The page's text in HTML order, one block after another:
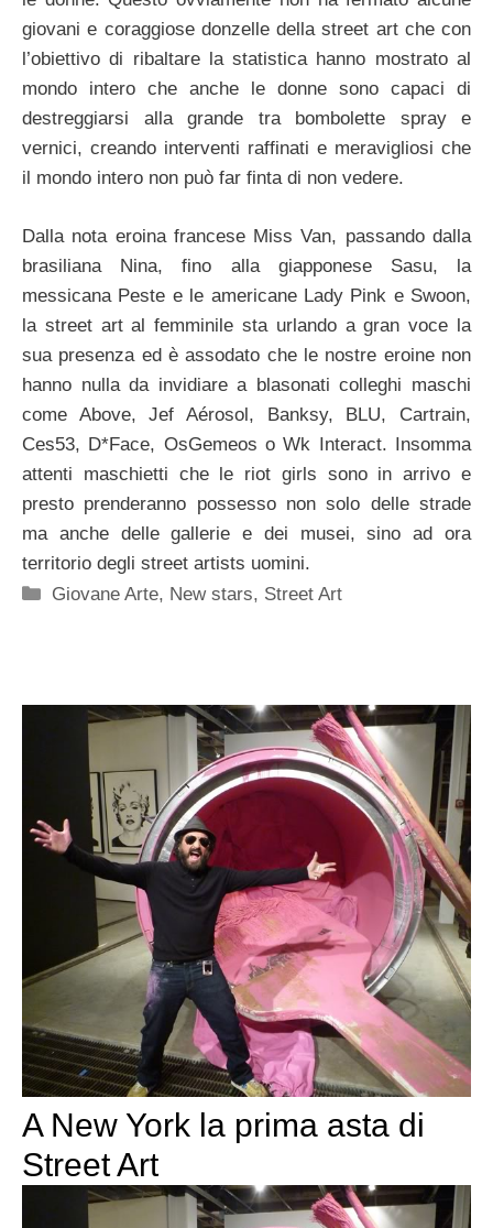
giovani e coraggiose donzelle della street art che con
l’obiettivo di ribaltare la statistica hanno mostrato al
mondo intero che anche le donne sono capaci di
destreggiarsi alla grande tra bombolette spray e
vernici, creando interventi raffinati e meravigliosi che
il mondo intero non può far finta di non vedere.
Dalla nota eroina francese Miss Van, passando dalla
brasiliana Nina, fino alla giapponese Sasu, la
messicana Peste e le americane Lady Pink e Swoon,
la street art al femminile sta urlando a gran voce la
sua presenza ed è assodato che le nostre eroine non
hanno nulla da invidiare a blasonati colleghi maschi
come Above, Jef Aérosol, Banksy, BLU, Cartrain,
Ces53, D*Face, OsGemeos o Wk Interact. Insomma
attenti maschietti che le riot girls sono in arrivo e
presto prenderanno possesso non solo delle strade
ma anche delle gallerie e dei musei, sino ad ora
territorio degli street artists uomini.
Categorie
Giovane Arte, New stars, Street Art
A New York la prima asta di
Street Art